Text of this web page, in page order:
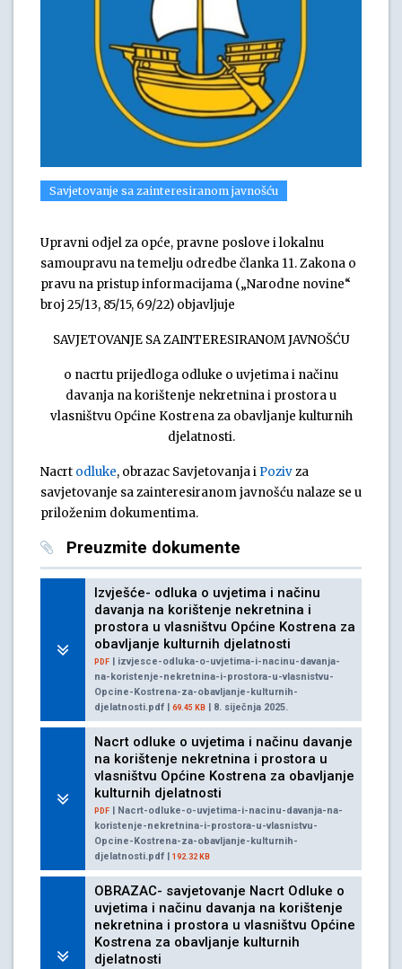
Savjetovanje sa zainteresiranom javnošću
Upravni odjel za opće, pravne poslove i lokalnu
samoupravu na temelju odredbe članka 11. Zakona o
pravu na pristup informacijama („Narodne novine“
broj 25/13, 85/15, 69/22) objavljuje
SAVJETOVANJE SA ZAINTERESIRANOM JAVNOŠĆU
o nacrtu prijedloga odluke o uvjetima i načinu
davanja na korištenje nekretnina i prostora u
vlasništvu Općine Kostrena za obavljanje kulturnih
djelatnosti.
Nacrt odluke, obrazac Savjetovanja i Pozivza
savjetovanje sa zainteresiranom javnošću nalaze se u
priloženim dokumentima.
Preuzmite dokumente
Izvješće- odluka o uvjetima i načinu
davanja na korištenje nekretnina i
prostora u vlasništvu Općine Kostrena za
obavljanje kulturnih djelatnosti
PDF | izvjesce-odluka-o-uvjetima-i-nacinu-davanja-
na-koristenje-nekretnina-i-prostora-u-vlasnistvu-
Opcine-Kostrena-za-obavljanje-kulturnih-
djelatnosti.pdf | 69.45 KB | 8. siječnja 2025.
Nacrt odluke o uvjetima i načinu davanje
na korištenje nekretnina i prostora u
vlasništvu Općine Kostrena za obavljanje
kulturnih djelatnosti
PDF | Nacrt-odluke-o-uvjetima-i-nacinu-davanja-na-
koristenje-nekretnina-i-prostora-u-vlasnistvu-
Opcine-Kostrena-za-obavljanje-kulturnih-
djelatnosti.pdf | 192.32 KB
OBRAZAC- savjetovanje Nacrt Odluke o
uvjetima i načinu davanja na korištenje
nekretnina i prostora u vlasništvu Općine
Kostrena za obavljanje kulturnih
djelatnosti